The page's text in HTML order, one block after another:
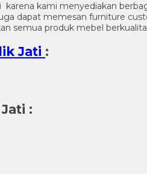
kami menyediakan
dapat memesan furniture
semua produk mebel
Jati :
: